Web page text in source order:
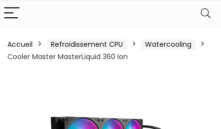
Accueil Refroidissement CPU
Watercooling
Cooler Master MasterLiquid 360 Ion